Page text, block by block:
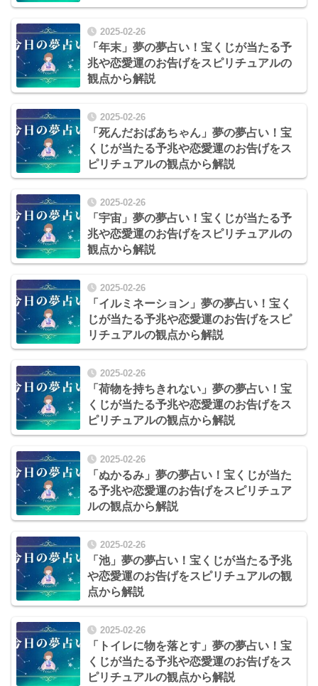
2025-02-26
「年末」夢の夢占い！宝くじが当たる予
兆や恋愛運のお告げをスピリチュアルの
観点から解説
2025-02-26
「死んだおばあちゃん」夢の夢占い！宝
くじが当たる予兆や恋愛運のお告げをス
ピリチュアルの観点から解説
2025-02-26
「宇宙」夢の夢占い！宝くじが当たる予
兆や恋愛運のお告げをスピリチュアルの
観点から解説
2025-02-26
「イルミネーション」夢の夢占い！宝く
じが当たる予兆や恋愛運のお告げをスピ
リチュアルの観点から解説
2025-02-26
「荷物を持ちきれない」夢の夢占い！宝
くじが当たる予兆や恋愛運のお告げをス
ピリチュアルの観点から解説
2025-02-26
「ぬかるみ」夢の夢占い！宝くじが当た
る予兆や恋愛運のお告げをスピリチュア
ルの観点から解説
2025-02-26
「池」夢の夢占い！宝くじが当たる予兆
や恋愛運のお告げをスピリチュアルの観
点から解説
2025-02-26
「トイレに物を落とす」夢の夢占い！宝
くじが当たる予兆や恋愛運のお告げをス
ピリチュアルの観点から解説